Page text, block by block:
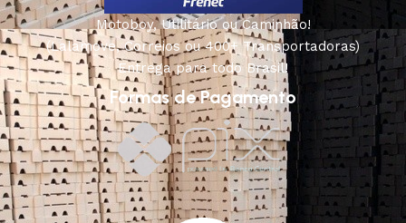
Motoboy, Utilitário ou Caminhão!
(Lalamove, Correios ou 400+ Transportadoras)
Entrega para todo Brasil!
Formas de Pagamento